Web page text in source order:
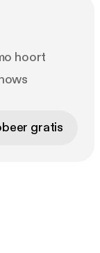
hoort
gratis